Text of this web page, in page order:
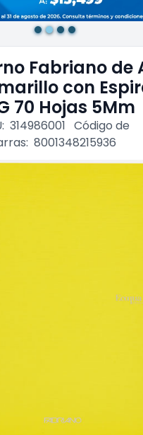
Fabriano de
con
70 Hojas 5Mm
314986001 Código de
8001348215936